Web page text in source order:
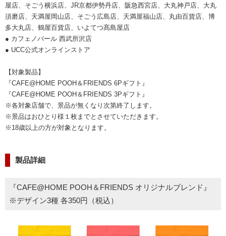
屋店、そごう横浜店、JR京都伊勢丹店、阪急西宮店、大丸神戸店、大丸
須磨店、天満屋岡山店、そごう広島店、天満屋福山店、丸由百貨店、博
多大丸店、鶴屋百貨店、いよてつ髙島屋店
● カフェノバール 西武所沢店
● UCC公式オンラインストア
【対象製品】
『CAFE@HOME POOH＆FRIENDS 6Pギフト』
『CAFE@HOME POOH＆FRIENDS 3Pギフト』
※各対象店舗で、景品が無くなり次第終了します。
※景品はおひとり様１枚までとさせていただきます。
※18歳以上の方が対象となります。
製品詳細
『CAFE@HOME POOH＆FRIENDS オリジナルブレンド』
※デザイン3種 各350円（税込）